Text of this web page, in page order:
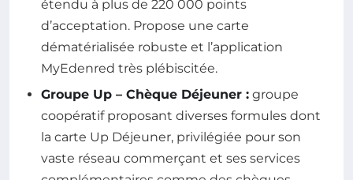
étendu à plus de 220 000 points
d’acceptation. Propose une carte
dématérialisée robuste et l’application
MyEdenred très plébiscitée.
Groupe Up – Chèque Déjeuner : groupe
coopératif proposant diverses formules dont
la carte Up Déjeuner, privilégiée pour son
vaste réseau commerçant et ses services